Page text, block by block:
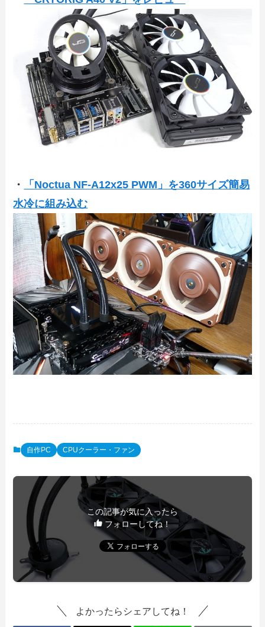
・
「Noctua NF-A12x25 PWM」を360サイズ簡易
水冷に組み込む
自作PC CPUクーラー・ファン
この記事が気に入ったら
フォローしてね！
よかったらシェアしてね！